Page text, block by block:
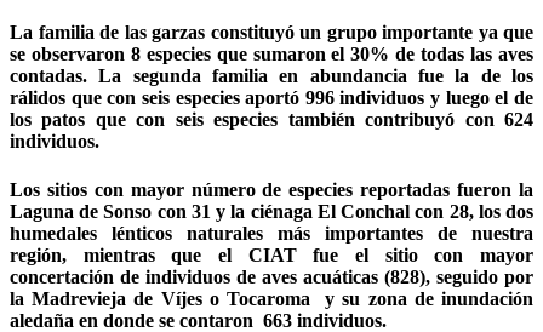
La familia de las garzas constituyó un grupo importante ya que
se observaron 8 especies que sumaron el 30% de todas las aves
contadas. La segunda familia en abundancia fue la de los
rálidos que con seis especies aportó 996 individuos y luego el de
los patos que con seis especies también contribuyó con 624
individuos.
Los sitios con mayor número de especies reportadas fueron la
Laguna de Sonso con 31 y la ciénaga El Conchal con 28, los dos
humedales lénticos naturales más importantes de nuestra
región, mientras que el CIAT fue el sitio con mayor
concertación de individuos de aves acuáticas (828), seguido por
la Madrevieja de Víjes o Tocaroma y su zona de inundación
aledaña en donde se contaron 663 individuos.